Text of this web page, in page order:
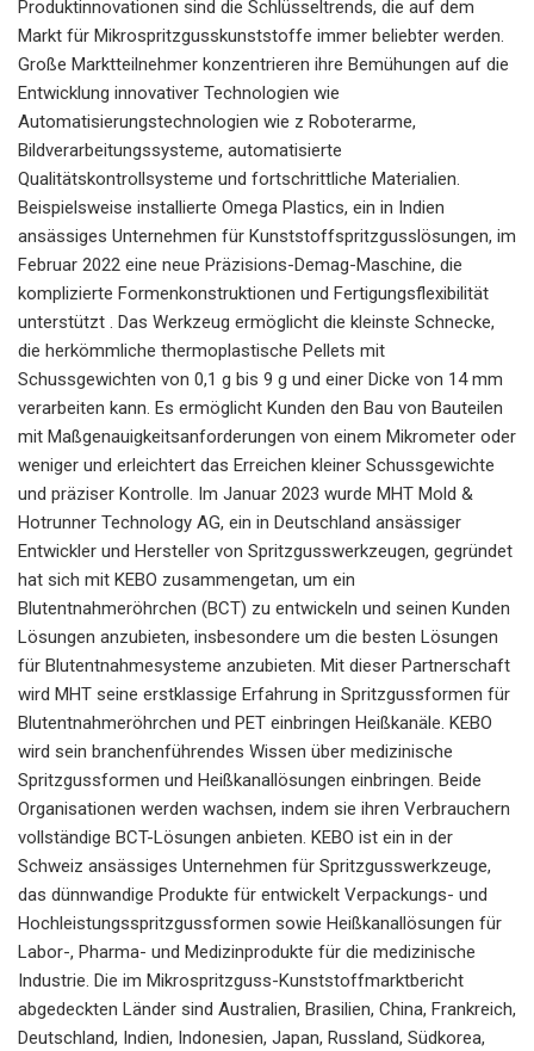
Produktinnovationen sind die Schlüsseltrends, die auf dem
Markt für Mikrospritzgusskunststoffe immer beliebter werden.
Große Marktteilnehmer konzentrieren ihre Bemühungen auf die
Entwicklung innovativer Technologien wie
Automatisierungstechnologien wie z Roboterarme,
Bildverarbeitungssysteme, automatisierte
Qualitätskontrollsysteme und fortschrittliche Materialien.
Beispielsweise installierte Omega Plastics, ein in Indien
ansässiges Unternehmen für Kunststoffspritzgusslösungen, im
Februar 2022 eine neue Präzisions-Demag-Maschine, die
komplizierte Formenkonstruktionen und Fertigungsflexibilität
unterstützt . Das Werkzeug ermöglicht die kleinste Schnecke,
die herkömmliche thermoplastische Pellets mit
Schussgewichten von 0,1 g bis 9 g und einer Dicke von 14 mm
verarbeiten kann. Es ermöglicht Kunden den Bau von Bauteilen
mit Maßgenauigkeitsanforderungen von einem Mikrometer oder
weniger und erleichtert das Erreichen kleiner Schussgewichte
und präziser Kontrolle. Im Januar 2023 wurde MHT Mold &
Hotrunner Technology AG, ein in Deutschland ansässiger
Entwickler und Hersteller von Spritzgusswerkzeugen, gegründet
hat sich mit KEBO zusammengetan, um ein
Blutentnahmeröhrchen (BCT) zu entwickeln und seinen Kunden
Lösungen anzubieten, insbesondere um die besten Lösungen
für Blutentnahmesysteme anzubieten. Mit dieser Partnerschaft
wird MHT seine erstklassige Erfahrung in Spritzgussformen für
Blutentnahmeröhrchen und PET einbringen Heißkanäle. KEBO
wird sein branchenführendes Wissen über medizinische
Spritzgussformen und Heißkanallösungen einbringen. Beide
Organisationen werden wachsen, indem sie ihren Verbrauchern
vollständige BCT-Lösungen anbieten. KEBO ist ein in der
Schweiz ansässiges Unternehmen für Spritzgusswerkzeuge,
das dünnwandige Produkte für entwickelt Verpackungs- und
Hochleistungsspritzgussformen sowie Heißkanallösungen für
Labor-, Pharma- und Medizinprodukte für die medizinische
Industrie. Die im Mikrospritzguss-Kunststoffmarktbericht
abgedeckten Länder sind Australien, Brasilien, China, Frankreich,
Deutschland, Indien, Indonesien, Japan, Russland, Südkorea,